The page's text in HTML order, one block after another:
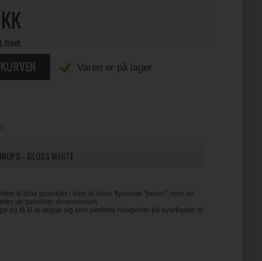
fragt
Varen er på lager
- GLOSS WHITE
til dine projekter i form af disse flydende "perler", som du
de beholder dimensionen.
og få til at lægge sig som perfekte halvperler på overfladen af